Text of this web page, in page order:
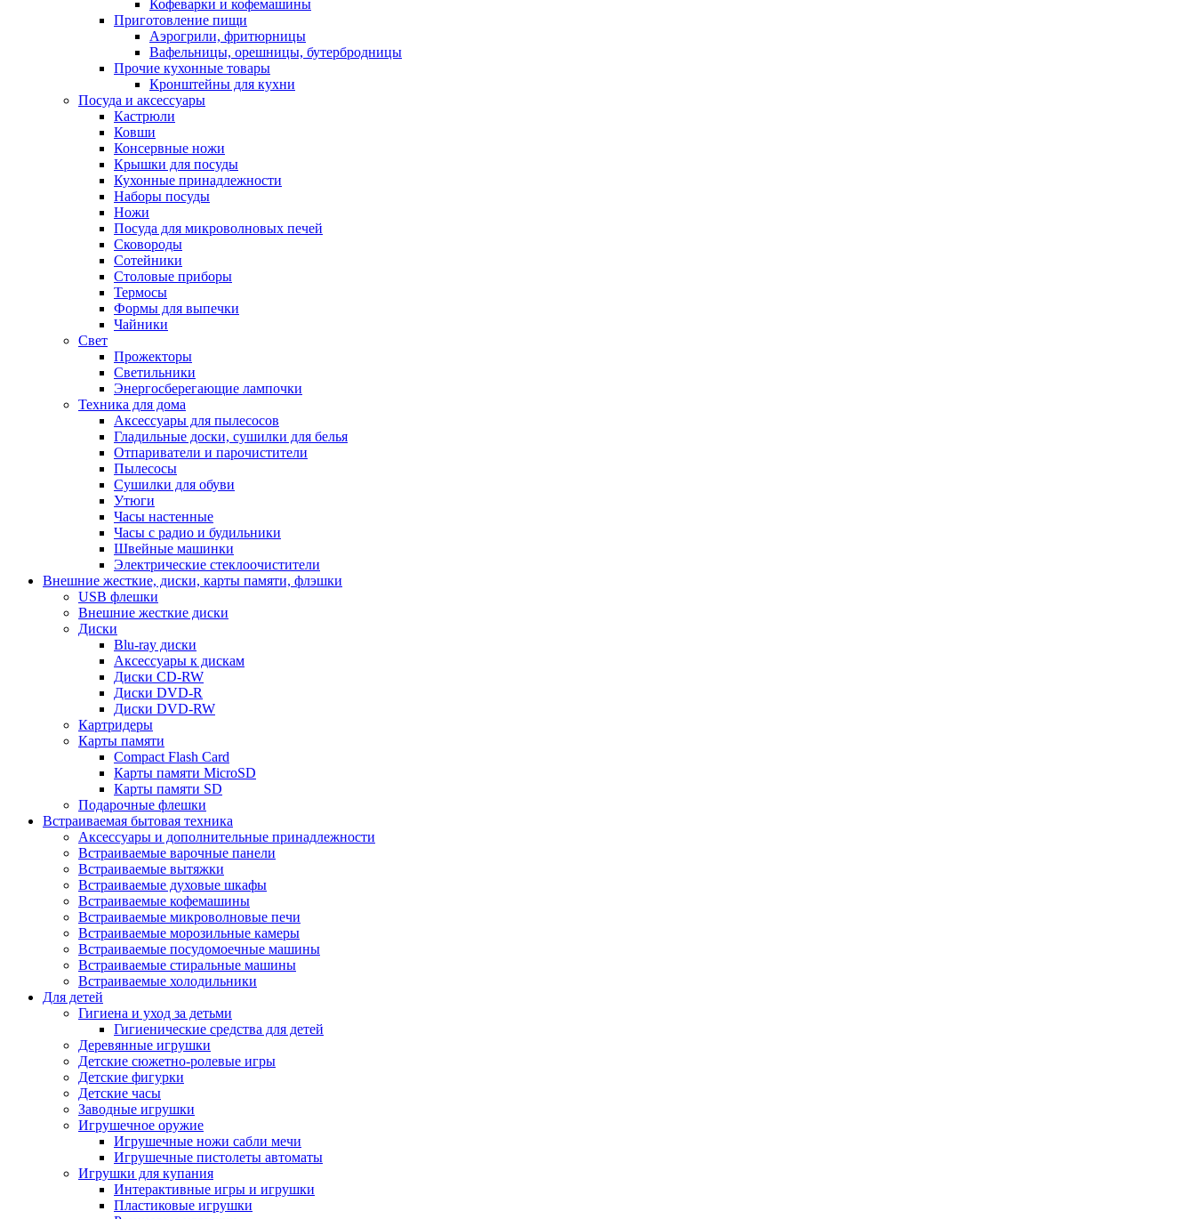
Кофеварки и кофемашины
Приготовление пищи
Аэрогрили, фритюрницы
Вафельницы, орешницы, бутербродницы
Прочие кухонные товары
Кронштейны для кухни
Посуда и аксессуары
Кастрюли
Ковши
Консервные ножи
Крышки для посуды
Кухонные принадлежности
Наборы посуды
Ножи
Посуда для микроволновых печей
Сковороды
Сотейники
Столовые приборы
Термосы
Формы для выпечки
Чайники
Свет
Прожекторы
Светильники
Энергосберегающие лампочки
Техника для дома
Аксессуары для пылесосов
Гладильные доски, сушилки для белья
Отпариватели и парочистители
Пылесосы
Сушилки для обуви
Утюги
Часы настенные
Часы с радио и будильники
Швейные машинки
Электрические стеклоочистители
Внешние жесткие, диски, карты памяти, флэшки
USB флешки
Внешние жесткие диски
Диски
Blu-ray диски
Аксессуары к дискам
Диски CD-RW
Диски DVD-R
Диски DVD-RW
Картридеры
Карты памяти
Compact Flash Card
Карты памяти MicroSD
Карты памяти SD
Подарочные флешки
Встраиваемая бытовая техника
Аксессуары и дополнительные принадлежности
Встраиваемые варочные панели
Встраиваемые вытяжки
Встраиваемые духовые шкафы
Встраиваемые кофемашины
Встраиваемые микроволновые печи
Встраиваемые морозильные камеры
Встраиваемые посудомоечные машины
Встраиваемые стиральные машины
Встраиваемые холодильники
Для детей
Гигиена и уход за детьми
Гигиенические средства для детей
Деревянные игрушки
Детские сюжетно-ролевые игры
Детские фигурки
Детские часы
Заводные игрушки
Игрушечное оружие
Игрушечные ножи сабли мечи
Игрушечные пистолеты автоматы
Игрушки для купания
Интерактивные игры и игрушки
Пластиковые игрушки